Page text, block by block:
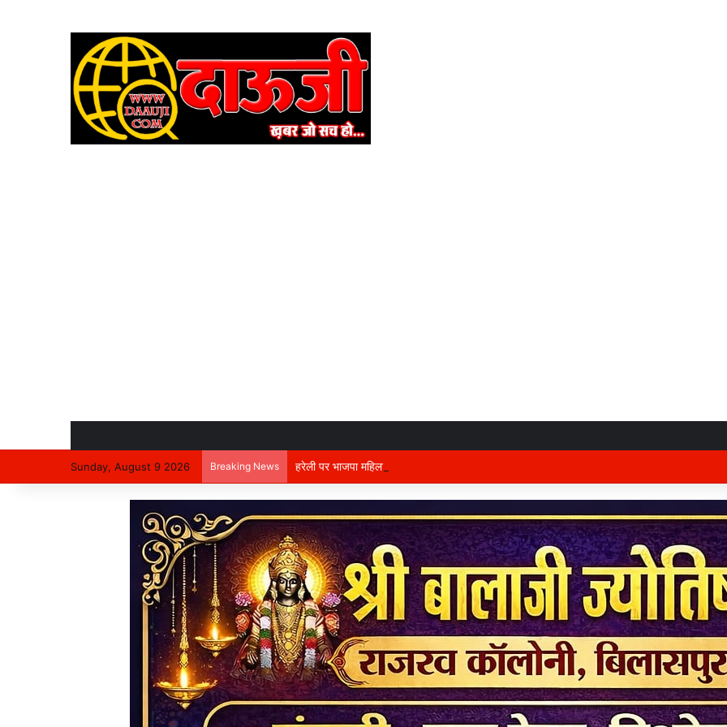
Sunday, August 9 2026 Breaking News हरेली पर भाजपा महिला मोर्चा का प्रदेश कार्यालय में होगा भव्य आयोजन, अध्यक्ष विभा अवस्थी ने तैयारियों को